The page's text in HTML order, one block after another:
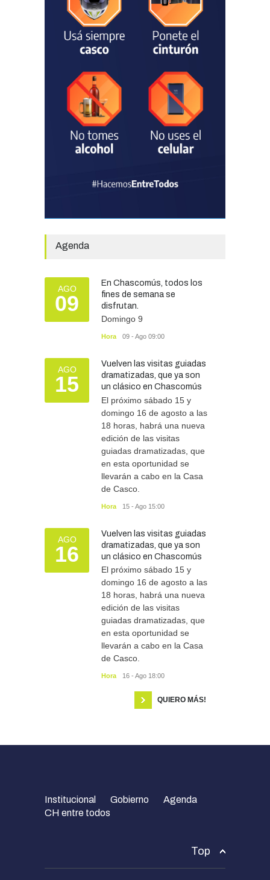
hidrometeorológica para
fortalecer el monitoreo y la
prevención ante eventos
climáticos
SEGURIDAD 31/07/2026
La Escuela Normal tendrá
calefacción para el reinicio
de las clases tras una obra
de emergencia financiada
por la Municipalidad
30/07/2026
Silvina Lantaño: “Estar
preparados e informados
nos protege a todos”
SEGURIDAD
Agenda
AGO
09
En Chascomús, todos los
fines de semana se
disfrutan.
Domingo 9
Hora 09 - Ago 09:00
AGO
15
Vuelven las visitas guiadas
dramatizadas, que ya son
un clásico en Chascomús
El próximo sábado 15 y
domingo 16 de agosto a las
18 horas, habrá una nueva
edición de las visitas
guiadas dramatizadas, que
en esta oportunidad se
llevarán a cabo en la Casa
de Casco.
Hora 15 - Ago 15:00
AGO
16
Vuelven las visitas guiadas
dramatizadas, que ya son
un clásico en Chascomús
El próximo sábado 15 y
domingo 16 de agosto a las
18 horas, habrá una nueva
edición de las visitas
guiadas dramatizadas, que
en esta oportunidad se
llevarán a cabo en la Casa
de Casco.
Hora 16 - Ago 18:00
QUIERO MÁS!
Institucional Gobierno
Agenda
CH entre todos
Top